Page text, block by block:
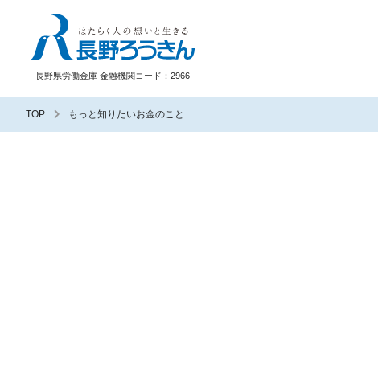
長野県労働金庫 金融機関コード：2966
TOP もっと知りたいお金のこと